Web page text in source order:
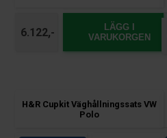
6.122,-
LÄGG I
VARUKORGEN
H&R Cupkit Väghållningssats VW
Polo